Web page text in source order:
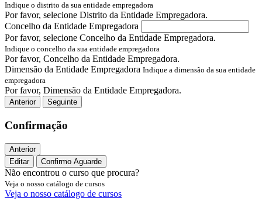
Indique o distrito da sua entidade empregadora
Por favor, selecione Distrito da Entidade Empregadora.
Concelho da Entidade Empregadora
Por favor, selecione Concelho da Entidade Empregadora.
Indique o concelho da sua entidade empregadora
Por favor, Concelho da Entidade Empregadora.
Dimensão da Entidade Empregadora Indique a dimensão da sua entidade
empregadora
Por favor, Dimensão da Entidade Empregadora.
Anterior Seguinte
Confirmação
Anterior
Editar
Confirmo Aguarde
Não encontrou o curso que procura?
Veja o nosso catálogo de cursos
Veja o nosso catálogo de cursos